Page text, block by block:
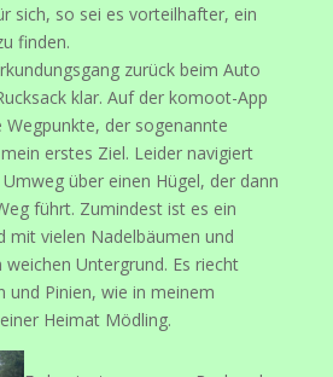
sich, so sei es vorteilhafter, ein
finden.
zurück beim Auto
klar. Auf der komoot-App
Wegpunkte, der sogenannte
erstes Ziel. Leider navigiert
über einen Hügel, der dann
führt. Zumindest ist es ein
mit vielen Nadelbäumen und
Untergrund. Es riecht
und Pinien, wie in meinem
Heimat Mödling.